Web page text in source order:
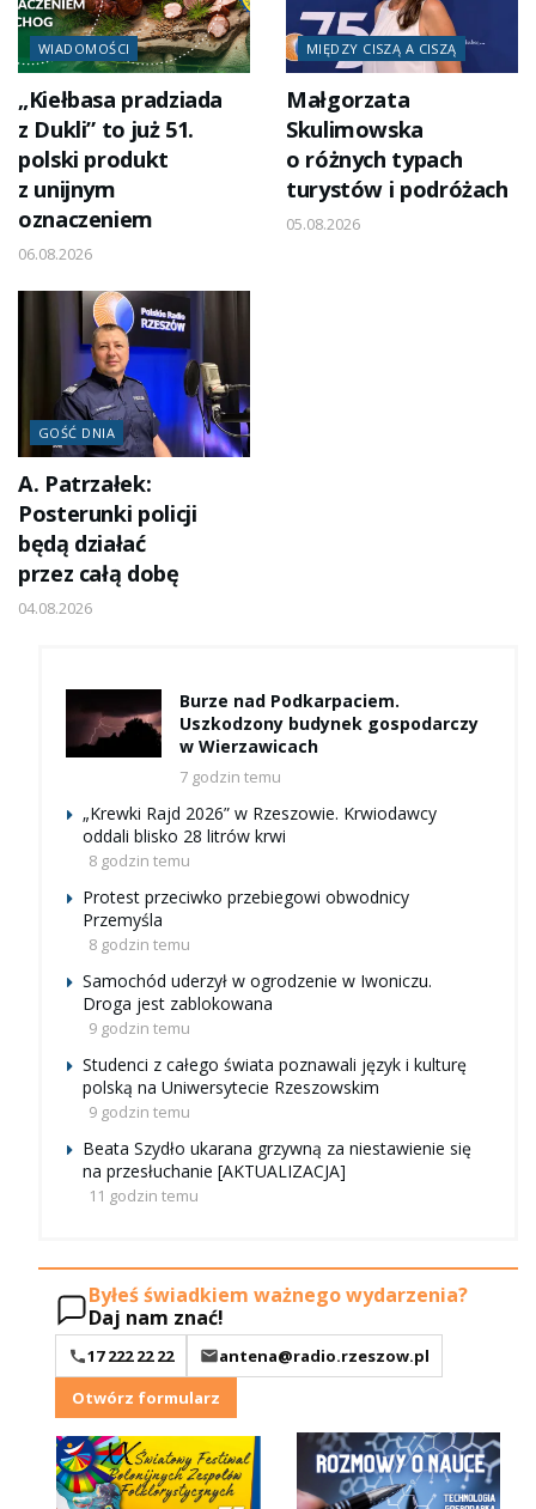
WIADOMOŚCI
„Kiełbasa pradziada
z Dukli” to już 51.
polski produkt
z unijnym
oznaczeniem
06.08.2026
MIĘDZY CISZĄ A CISZĄ
Małgorzata
Skulimowska
o różnych typach
turystów i podróżach
05.08.2026
GOŚĆ DNIA
A. Patrzałek:
Posterunki policji
będą działać
przez całą dobę
04.08.2026
Burze nad Podkarpaciem.
Uszkodzony budynek gospodarczy
w Wierzawicach
7 godzin temu
„Krewki Rajd 2026” w Rzeszowie. Krwiodawcy
oddali blisko 28 litrów krwi
8 godzin temu
Protest przeciwko przebiegowi obwodnicy
Przemyśla
8 godzin temu
Samochód uderzył w ogrodzenie w Iwoniczu.
Droga jest zablokowana
9 godzin temu
Studenci z całego świata poznawali język i kulturę
polską na Uniwersytecie Rzeszowskim
9 godzin temu
Beata Szydło ukarana grzywną za niestawienie się
na przesłuchanie [AKTUALIZACJA]
11 godzin temu
Byłeś świadkiem ważnego wydarzenia?
Daj nam znać!
17 222 22 22
antena@radio.rzeszow.pl
Otwórz formularz